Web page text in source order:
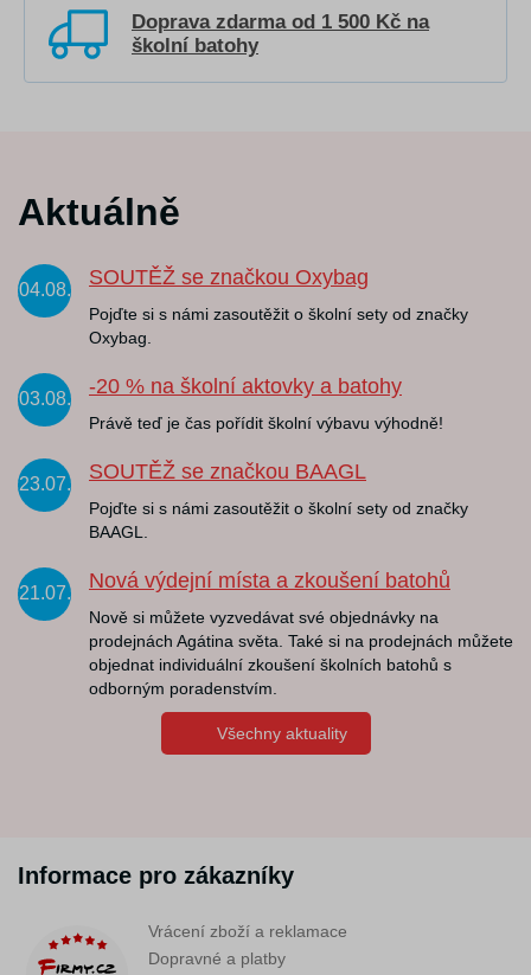
Doprava zdarma od 1 500 Kč na
školní batohy
Aktuálně
04.08.
SOUTĚŽ se značkou Oxybag
Pojďte si s námi zasoutěžit o školní sety od značky
Oxybag.
03.08.
-20 % na školní aktovky a batohy
Právě teď je čas pořídit školní výbavu výhodně!
23.07.
SOUTĚŽ se značkou BAAGL
Pojďte si s námi zasoutěžit o školní sety od značky
BAAGL.
21.07.
Nová výdejní místa a zkoušení batohů
Nově si můžete vyzvedávat své objednávky na
prodejnách Agátina světa. Také si na prodejnách můžete
objednat individuální zkoušení školních batohů s
odborným poradenstvím.
Všechny aktuality
Informace pro zákazníky
Vrácení zboží a reklamace
Dopravné a platby